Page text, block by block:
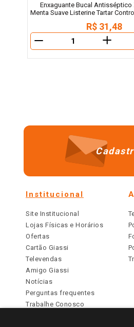
Enxaguante Bucal Antisséptico
Menta Suave Listerine Tartar
R$ 31,48
＋
Institucional
Site Institucional
Lojas Físicas e Horários
Ofertas
Cartão Giassi
Televendas
Amigo Giassi
Notícias
Perguntas frequentes
Trabalhe Conosco